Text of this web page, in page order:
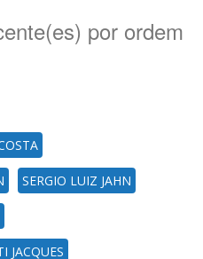
por ordem
SERGIO LUIZ JAHN
JACQUES